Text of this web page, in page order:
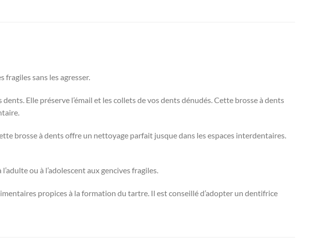
fragiles sans les agresser.
Elle préserve l’émail et les collets de vos dents dénudés. Cette brosse à dents
brosse à dents offre un nettoyage parfait jusque dans les espaces interdentaires.
ou à l’adolescent aux gencives fragiles.
propices à la formation du tartre. Il est conseillé d’adopter un dentifrice